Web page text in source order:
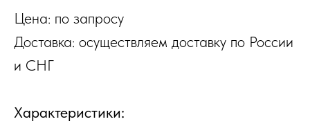
Цена: по запросу
Доставка: осуществляем доставку по России
и СНГ
Характеристики: